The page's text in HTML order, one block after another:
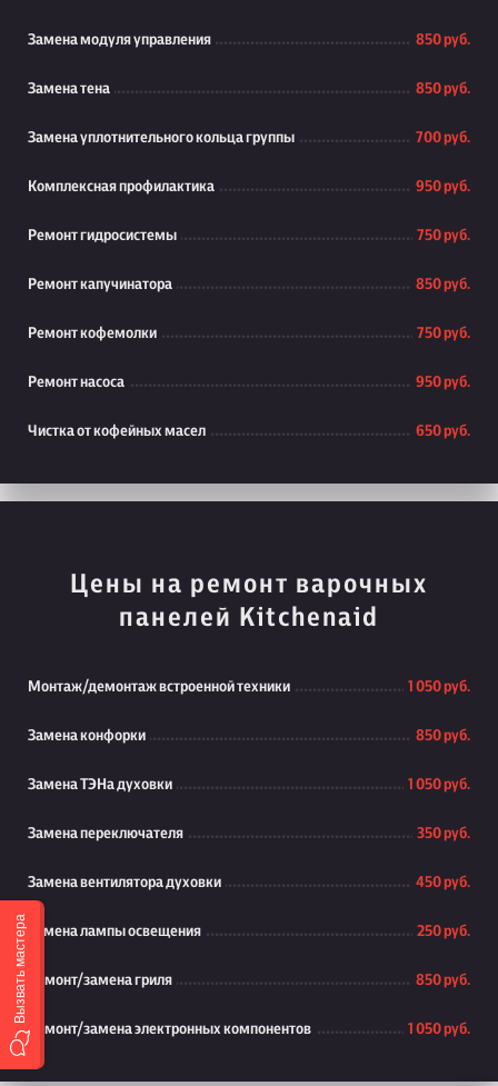
Замена модуля управления 850 руб.
Замена тена 850 руб.
Замена уплотнительного кольца группы 700 руб.
Комплексная профилактика 950 руб.
Ремонт гидросистемы 750 руб.
Ремонт капучинатора 850 руб.
Ремонт кофемолки 750 руб.
Ремонт насоса 950 руб.
Чистка от кофейных масел 650 руб.
Цены на ремонт варочных
панелей Kitchenaid
Монтаж/демонтаж встроенной техники 1 050 руб.
Замена конфорки 850 руб.
Замена ТЭНа духовки 1 050 руб.
Замена переключателя 350 руб.
Замена вентилятора духовки 450 руб.
Замена лампы освещения 250 руб.
Ремонт/замена гриля 850 руб.
Ремонт/замена электронных компонентов 1 050 руб.
Вызвать мастера